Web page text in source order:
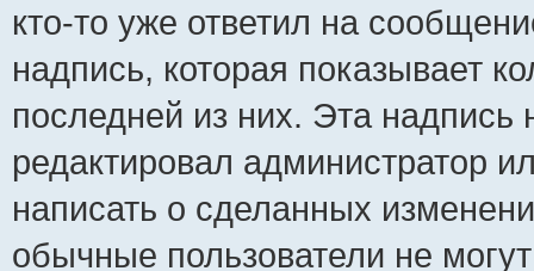
кто-то уже ответил на
надпись, которая показывает
последней из них. Эта
редактировал администратор
написать о сделанных
обычные пользователи не